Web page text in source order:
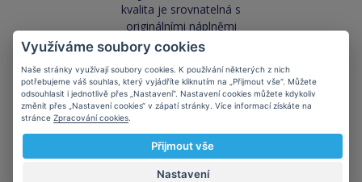
kvalita je srovnatelná s
originálními náplněmi
Skladem téměř vše
přes 50 000 skladových
zásob pro okamžitý odběr
Využíváme soubory cookies
Naše stránky využívají soubory cookies. K používání některých z nich
potřebujeme váš souhlas, který vyjádříte kliknutím na „Přijmout vše“. Můžete
odsouhlasit i jednotlivě přes „Nastavení“. Nastavení cookies můžete kdykoliv
změnit přes „Nastavení cookies“ v zápatí stránky. Více informací získáte na
stránce Zpracování cookies
Přijmout vše
Nastavení